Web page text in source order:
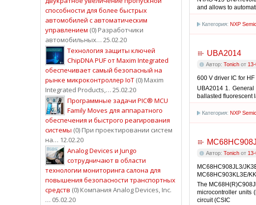
способности для более быстрых
автомобилей с автоматическим
управлением (0) Разработчики
автомобильных… 25.02.20
Технология защиты ключей
ChipDNA PUF от Maxim Integrated
обеспечивает самый безопасный на
рынке микроконтроллер IoT (0) Maxim
Integrated Products,… 25.02.20
Программные задачи PIC® MCU
Family Moves для аппаратного
обеспечения и быстрого реагирования
системы (0) При проектировании систем
на… 12.02.20
Analog Devices и Jungo
сотрудничают в области
технологии мониторинга салона для
повышения безопасности транспортных
средств (0) Компания Analog Devices, Inc.
… 05.02.20
and allows to
Категория: NXP
UBA2014
Автор: Tonichот
600 V driver IC for
UBA2014 1.
ballasted fluorescent
Категория: NXP
Автор: Tonichот
MC68HC908JL3/
MC68HC903KL3E/
The
microcontroller units
circuit (CSIC